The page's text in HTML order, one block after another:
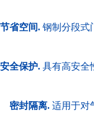
节省空间. 钢制分段式
安全保护. 具有高安全
密封隔离. 适用于对